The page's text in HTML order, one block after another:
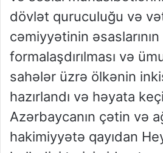
dövlət quruculuğu və
cəmiyyətinin əsaslarının
formalaşdırılması və
sahələr üzrə ölkənin
hazırlandı və həyata
Azərbaycanın çətin və
hakimiyyətə qayıdan